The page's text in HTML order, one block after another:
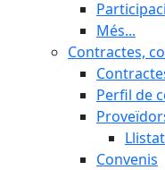
Més...
Contractes,
Perfil de
Convenis